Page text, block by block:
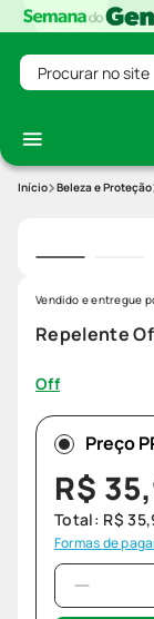
Procurar no site
Beleza e Proteção
Repelente
Off
Vendido e entregue
Preço
R$ 35,
Total: R$ 35,
Formas de